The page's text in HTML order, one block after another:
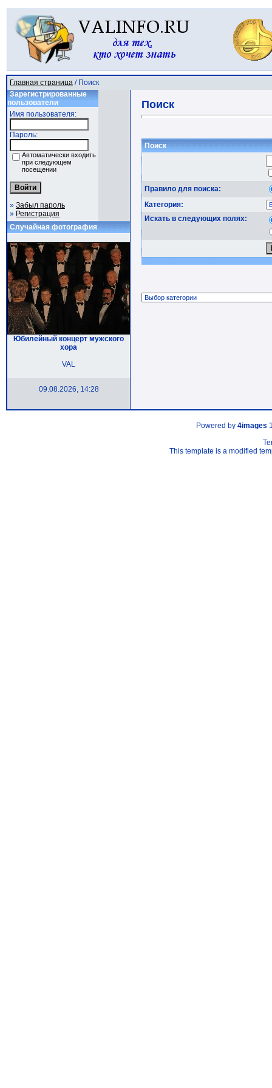
Главная страница / Поиск
Зарегистрированные
пользователи
Имя пользователя:
Пароль:
Автоматически входить
при следующем
посещении
» Забыл пароль
» Регистрация
Случайная фотография
Юбилейный концерт мужского
хора
VAL
09.08.2026, 14:28
Поиск
Поиск
Правило для поиска:
Категория:
Искать в следующих полях:
Powered by 4images
This template is a modified